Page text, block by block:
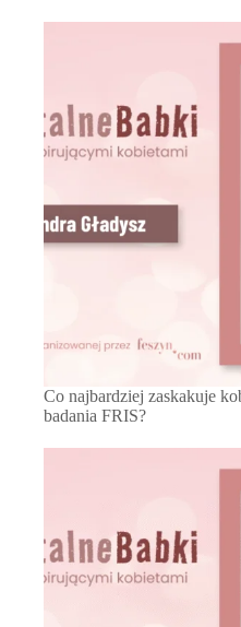
Co najbardziej zaskakuje
badania FRIS?